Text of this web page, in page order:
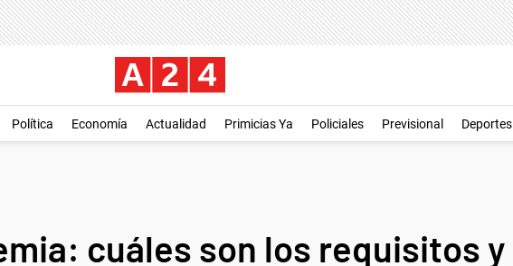
Política Economía Actualidad Primicias Ya Policiales Previsional Deportes
cuáles son los requisitos y